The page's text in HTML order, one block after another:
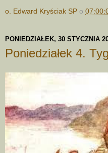
o. Edward Kryściak SP o
PONIEDZIAŁEK, 30 STYCZNIA
Poniedziałek 4.